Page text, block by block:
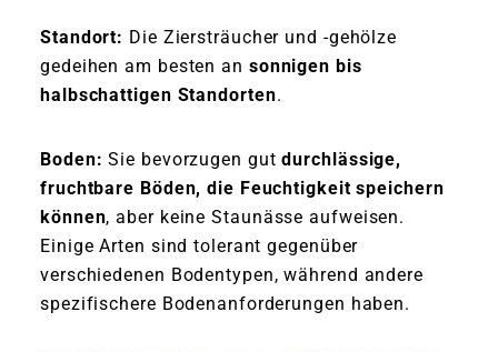
Standort: Die Ziersträucher und -gehölze
gedeihen am besten an sonnigen bis
halbschattigen Standorten.
Boden:Sie bevorzugen gutdurchlässige,
fruchtbare Böden, die Feuchtigkeit speichern
können, aber keine Staunässe aufweisen.
Einige Arten sind tolerant gegenüber
verschiedenen Bodentypen, während andere
spezifischere Bodenanforderungen haben.